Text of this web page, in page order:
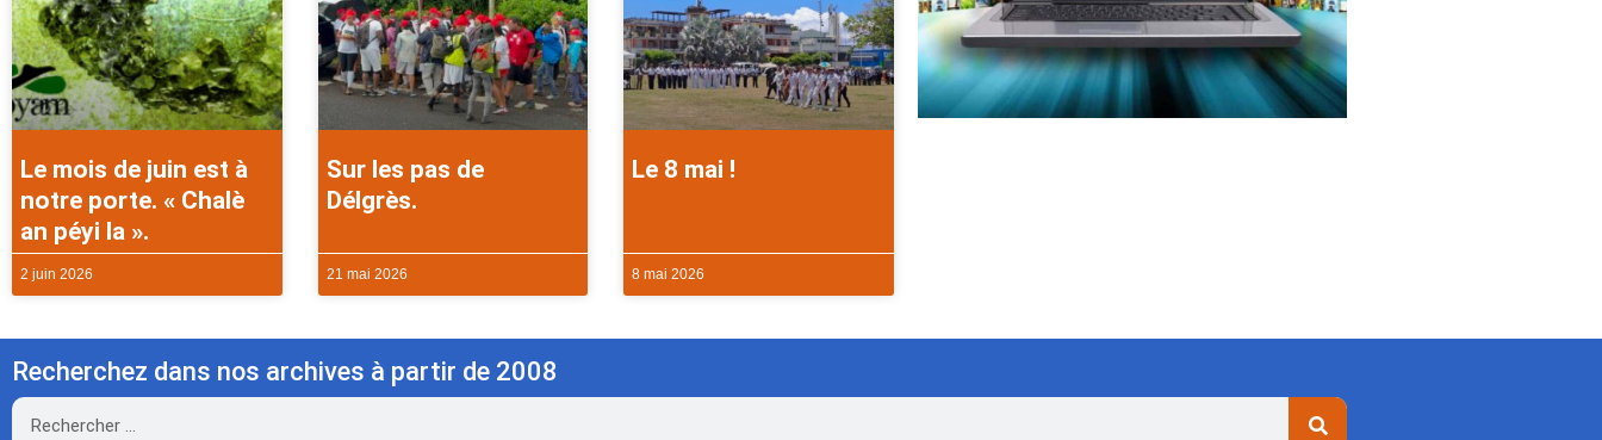
Le mois de juin est à
notre porte. « Chalè
an péyi la ».
2 juin 2026
Sur les pas de
Délgrès.
21 mai 2026
Le 8 mai !
8 mai 2026
Recherchez dans nos archives à partir de 2008
Rechercher